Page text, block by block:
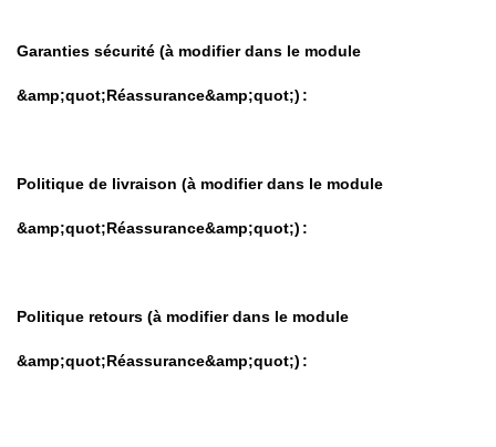
Garanties sécurité (à modifier dans le module
&amp;quot;Réassurance&amp;quot;)
Politique de livraison (à modifier dans le module
&amp;quot;Réassurance&amp;quot;)
Politique retours (à modifier dans le module
&amp;quot;Réassurance&amp;quot;)